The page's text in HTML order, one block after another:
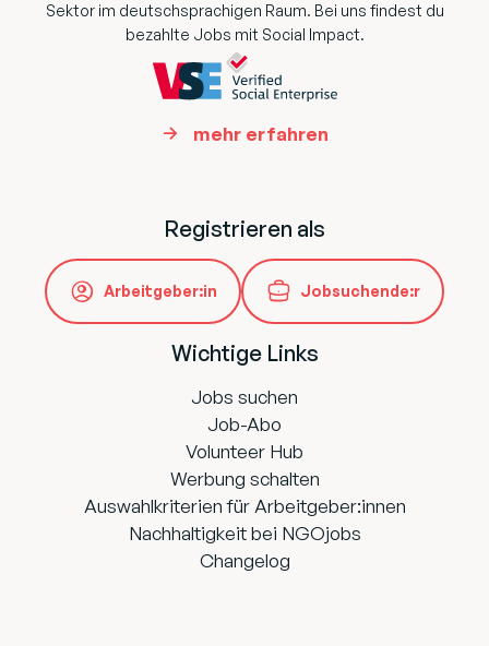
Sektor im deutschsprachigen Raum. Bei uns findest du
bezahlte Jobs mit Social Impact.
mehr erfahren
Registrieren als
Arbeitgeber:in Jobsuchende:r
Wichtige Links
Jobs suchen
Job-Abo
Volunteer Hub
Werbung schalten
Auswahlkriterien für Arbeitgeber:innen
Nachhaltigkeit bei NGOjobs
Changelog